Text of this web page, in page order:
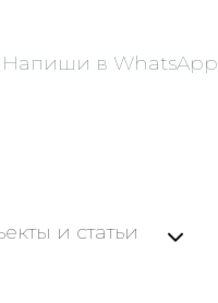
Напиши в WhatsApp
и статьи